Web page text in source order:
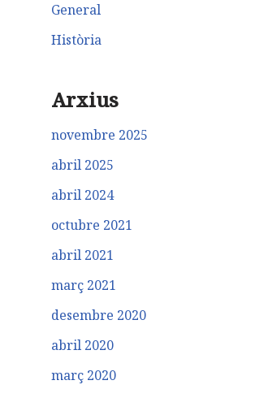
General
Història
Arxius
novembre 2025
abril 2025
abril 2024
octubre 2021
abril 2021
març 2021
desembre 2020
abril 2020
març 2020